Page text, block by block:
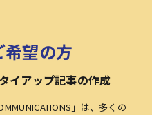
望の方
イアップ記事の作成
」は、多くの